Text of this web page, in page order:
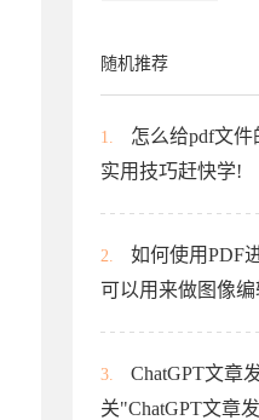
随机推荐
1.
怎么给pdf文件
实用技巧赶快学!
2.
如何使用PDF
可以用来做图像编
3.
ChatGPT文章
关"ChatGPT文章